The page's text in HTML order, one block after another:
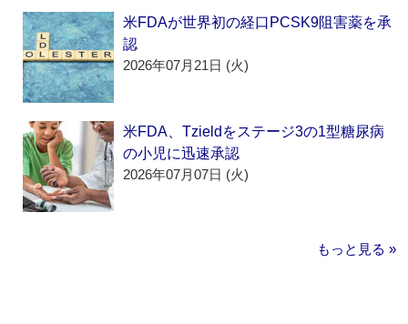
米FDAが世界初の経口PCSK9阻害薬を承
認
2026年07月21日 (火)
米FDA、Tzieldをステージ3の1型糖尿病
の小児に迅速承認
2026年07月07日 (火)
もっと見る »